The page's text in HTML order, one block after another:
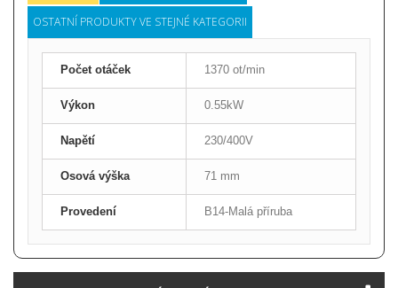
OSTATNÍ PRODUKTY VE STEJNÉ KATEGORII
Počet otáček 1370 ot/min
Výkon 0.55kW
Napětí 230/400V
Osová výška 71 mm
Provedení B14-Malá příruba